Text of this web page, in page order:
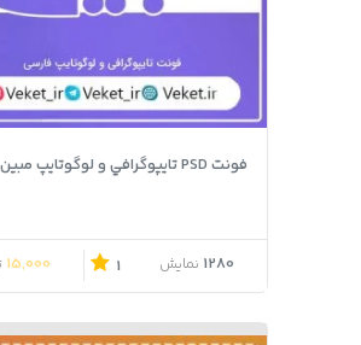
فونت PSD تايپوگرافي و لوگوتايپ مبین
1280 نمایش 1
15,000